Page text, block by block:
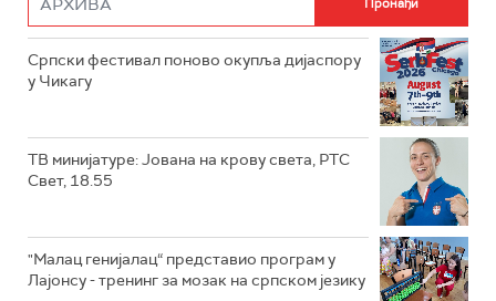
Српски фестивал поново окупља дијаспору
у Чикагу
ТВ минијатуре: Јована на крову света, РТС
Свет, 18.55
"Малац генијалац“ представио програм у
Лајонсу - тренинг за мозак на српском језику